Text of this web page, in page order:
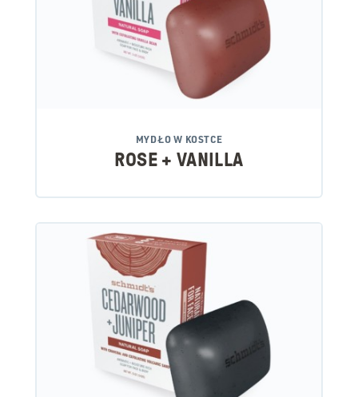
MYDŁO W KOSTCE
ROSE + VANILLA